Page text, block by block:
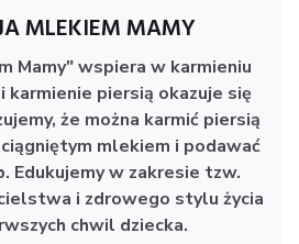
MLEKIEM MAMY
Mamy" wspiera w karmieniu
karmienie piersią okazuje się
że można karmić piersią
mlekiem i podawać
Edukujemy w zakresie tzw.
i zdrowego stylu życia
chwil dziecka.